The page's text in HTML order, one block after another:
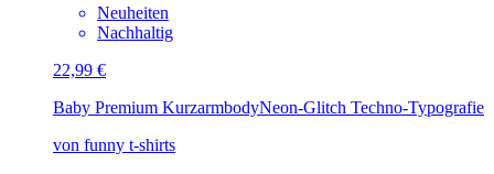
Neuheiten
Nachhaltig
22,99 €
Baby Premium KurzarmbodyNeon-Glitch Techno-Typografie
von funny t-shirts